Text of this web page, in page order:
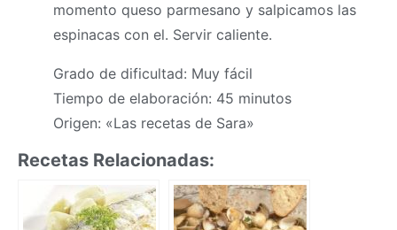
momento queso parmesano y salpicamos las
espinacas con el. Servir caliente.
Grado de dificultad: Muy fácil
Tiempo de elaboración: 45 minutos
Origen: «Las recetas de Sara»
Recetas Relacionadas: